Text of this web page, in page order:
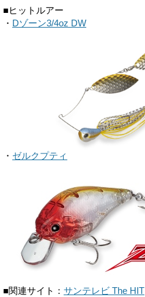
■ヒットルアー
・ Dゾーン3/4oz DW
・ ゼルクプティ
■関連サイト： サンテレビ The HIT